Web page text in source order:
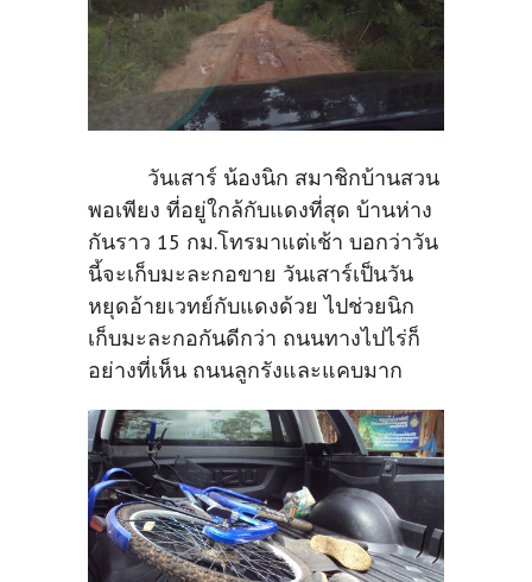
วันเสาร์ น้องนิก สมาชิกบ้านสวน
พอเพียง ที่อยู่ใกล้กับแดงที่สุด บ้านห่าง
กันราว 15 กม.โทรมาแต่เช้า บอกว่าวัน
นี้จะเก็บมะละกอขาย วันเสาร์เป็นวัน
หยุดอ้ายเวทย์กับแดงด้วย ไปช่วยนิก
เก็บมะละกอกันดีกว่า ถนนทางไปไร่ก็
อย่างที่เห็น ถนนลูกรังและแคบมาก